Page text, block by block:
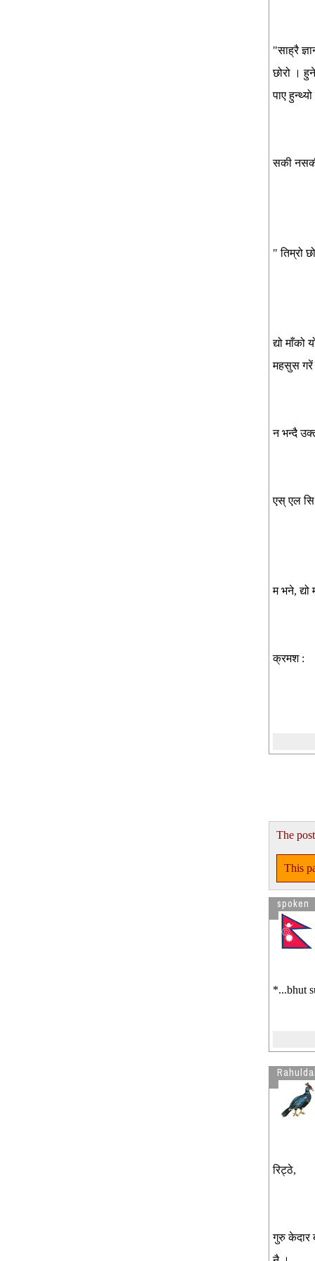
"साह्रै
छोरो ।
पाए
सकी
" तिम्रो
द्यो
महसुस गरें
न भन्दै
एस् एल सि
म भने, द्यो
क्रमश :
The
This
spoken
*...bhut
Rahuldai
रिट्ठे,
गुरु केदार